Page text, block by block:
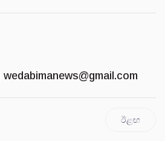
wedabimanews@gmail.com
ඊළඟ